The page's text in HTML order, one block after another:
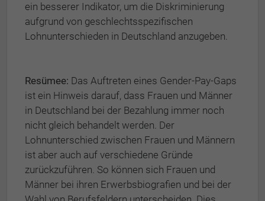
ein besserer Indikator, um die Diskriminierung
aufgrund von geschlechtsspezifischen
Lohnunterschieden in Deutschland anzugeben.
Resümee: Das Auftreten eines Gender-Pay-Gaps
ist ein Hinweis darauf, dass Frauen und Männer
in Deutschland bei der Bezahlung immer noch
nicht gleich behandelt werden. Der
Lohnunterschied zwischen Frauen und Männern
ist aber auch auf verschiedene Gründe
zurückzuführen. So können sich Frauen und
Männer bei ihren Erwerbs­bio­grafien und bei der